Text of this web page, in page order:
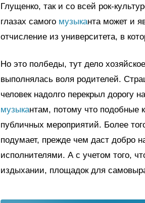
Глущенко, так и со всей рок-
глазах самого музыканта может и
отчисление из университета, в
Но это полбеды, тут дело
выполнялась воля родителей.
человек надолго перекрыл дорогу
музыкантам, потому что подобные
публичных мероприятий. Более
подумает, прежде чем даст добро
исполнителями. А с учетом того,
издыхании, площадок для